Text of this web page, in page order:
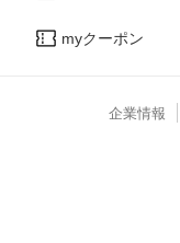
myクーポン
企業情報